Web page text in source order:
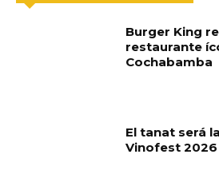
Burger King
restaurante
Cochabamba
El tanat será
Vinofest